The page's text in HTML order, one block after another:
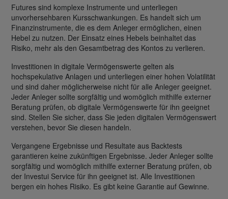
Futures sind komplexe Instrumente und unterliegen
unvorhersehbaren Kursschwankungen. Es handelt sich um
Finanzinstrumente, die es dem Anleger ermöglichen, einen
Hebel zu nutzen. Der Einsatz eines Hebels beinhaltet das
Risiko, mehr als den Gesamtbetrag des Kontos zu verlieren.
Investitionen in digitale Vermögenswerte gelten als
hochspekulative Anlagen und unterliegen einer hohen Volatilität
und sind daher möglicherweise nicht für alle Anleger geeignet.
Jeder Anleger sollte sorgfältig und womöglich mithilfe externer
Beratung prüfen, ob digitale Vermögenswerte für ihn geeignet
sind. Stellen Sie sicher, dass Sie jeden digitalen Vermögenswert
verstehen, bevor Sie diesen handeln.
Vergangene Ergebnisse und Resultate aus Backtests
garantieren keine zukünftigen Ergebnisse. Jeder Anleger sollte
sorgfältig und womöglich mithilfe externer Beratung prüfen, ob
der Investui Service für ihn geeignet ist. Alle Investitionen
bergen ein hohes Risiko. Es gibt keine Garantie auf Gewinne.